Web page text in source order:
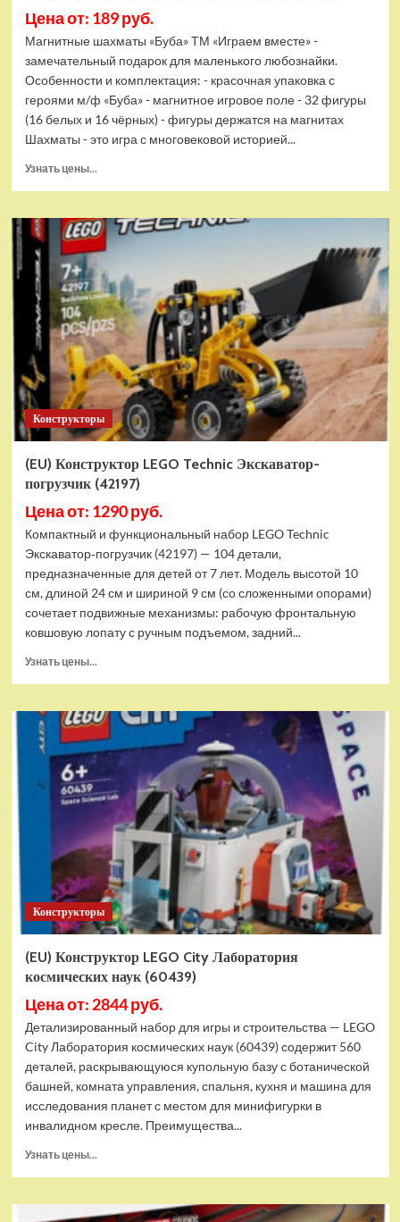
Цена от: 189 руб.
Магнитные шахматы «Буба» ТМ «Играем вместе» -
замечательный подарок для маленького любознайки.
Особенности и комплектация: - красочная упаковка с
героями м/ф «Буба» - магнитное игровое поле - 32 фигуры
(16 белых и 16 чёрных) - фигуры держатся на магнитах
Шахматы - это игра с многовековой историей...
Узнать цены...
Шахматы
магнитные
БУБА
ИГРАЕМ
ВМЕСТЕ
в
кор.2*192шт
ZY501598-
R4
Конструкторы
(EU) Конструктор LEGO Technic Экскаватор-
погрузчик (42197)
Цена от: 1290 руб.
Компактный и функциональный набор LEGO Technic
Экскаватор‑погрузчик (42197) — 104 детали,
предназначенные для детей от 7 лет. Модель высотой 10
см, длиной 24 см и шириной 9 см (со сложенными опорами)
сочетает подвижные механизмы: рабочую фронтальную
ковшовую лопату с ручным подъемом, задний...
Узнать цены...
(EU)
Конструктор
LEGO
Technic
Экскаватор-
погрузчик
(42197)
Конструкторы
(EU) Конструктор LEGO City Лаборатория
космических наук (60439)
Цена от: 2844 руб.
Детализированный набор для игры и строительства — LEGO
City Лаборатория космических наук (60439) содержит 560
деталей, раскрывающуюся купольную базу с ботанической
башней, комната управления, спальня, кухня и машина для
исследования планет с местом для минифигурки в
инвалидном кресле. Преимущества...
Узнать цены...
(EU)